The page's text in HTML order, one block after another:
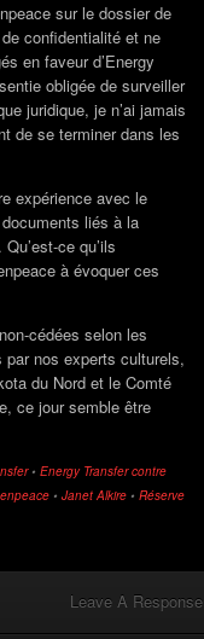
sur le dossier de
confidentialité et ne
en faveur d’Energy
obligée de surveiller
juridique, je n’ai jamais
de se terminer dans les
expérience avec le
liés à la
ce qu’ils
à évoquer ces
cédées selon les
nos experts culturels,
du Nord et le Comté
ce jour semble être
• Energy Transfer contre
• Janet Alkire • Réserve
Leave A Response